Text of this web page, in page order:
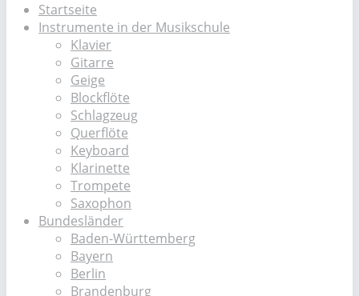
Startseite
Instrumente in der Musikschule
Klavier
Gitarre
Geige
Blockflöte
Schlagzeug
Querflöte
Keyboard
Klarinette
Trompete
Saxophon
Bundesländer
Baden-Württemberg
Bayern
Berlin
Brandenburg